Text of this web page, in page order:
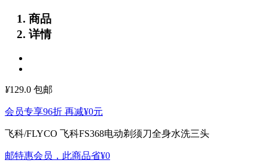
商品
详情
¥129.0 包邮
会员专享96折 再减¥0元
飞科/FLYCO 飞科FS368电动剃须刀全身水洗三头
邮特惠会员，此商品省¥0